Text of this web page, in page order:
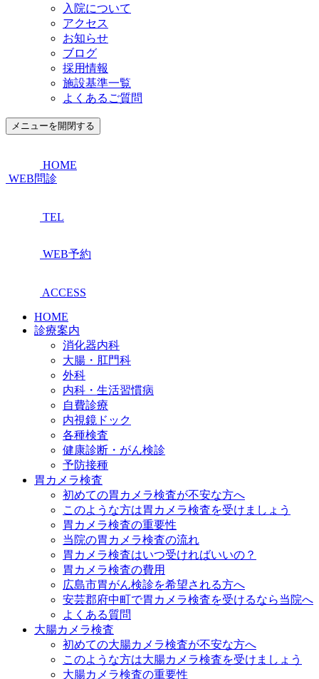
入院について
アクセス
お知らせ
ブログ
採用情報
施設基準一覧
よくあるご質問
メニューを開閉する
HOME
WEB問診
TEL
WEB予約
ACCESS
HOME
診療案内
消化器内科
大腸・肛門科
外科
内科・生活習慣病
自費診療
内視鏡ドック
各種検査
健康診断・がん検診
予防接種
胃カメラ検査
初めての胃カメラ検査が不安な方へ
このような方は胃カメラ検査を受けましょう
胃カメラ検査の重要性
当院の胃カメラ検査の流れ
胃カメラ検査はいつ受ければいいの？
胃カメラ検査の費用
広島市胃がん検診を希望される方へ
安芸郡府中町で胃カメラ検査を受けるなら当院へ
よくある質問
大腸カメラ検査
初めての大腸カメラ検査が不安な方へ
このような方は大腸カメラ検査を受けましょう
大腸カメラ検査の重要性